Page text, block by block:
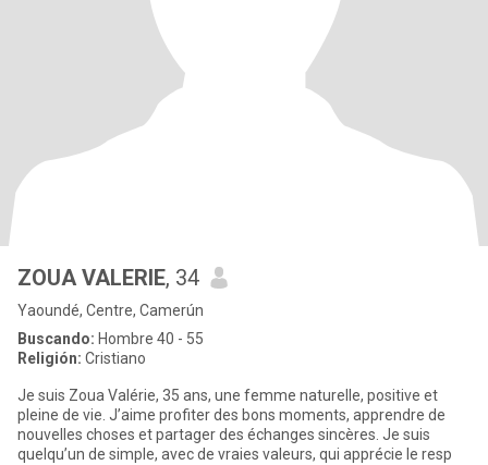
ZOUA VALERIE, 34
Yaoundé, Centre, Camerún
Buscando: Hombre 40 - 55
Religión: Cristiano
Je suis Zoua Valérie, 35 ans, une femme naturelle, positive et
pleine de vie. J’aime profiter des bons moments, apprendre de
nouvelles choses et partager des échanges sincères. Je suis
quelqu’un de simple, avec de vraies valeurs, qui apprécie le resp